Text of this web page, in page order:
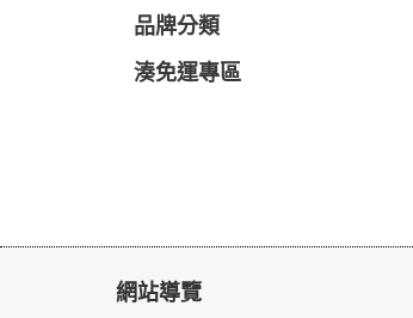
品牌分類
湊免運專區
網站導覽